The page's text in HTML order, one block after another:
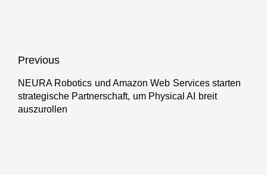
kognitiven und
Robotik
voranzutreiben
Beitragsnavigation
Previous
Previous
post:
NEURA Robotics und Amazon Web Services starten
strategische Partnerschaft, um Physical AI breit
auszurollen